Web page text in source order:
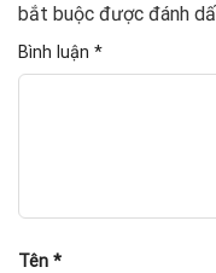
bắt buộc được đánh
Bình luận *
Tên *